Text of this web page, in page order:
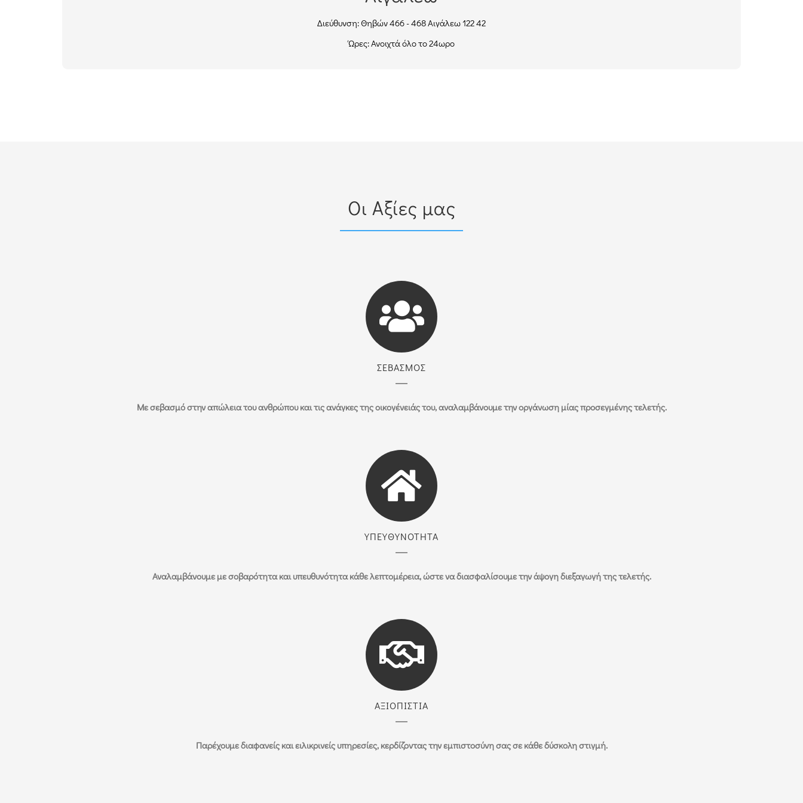
Διεύθυνση: Θηβών 466 - 468 Αιγάλεω 122 42
Ώρες: Ανοιχτά όλο το 24ωρο
697 855 4343
ΟΔΗΓΊΕΣ
Οι Αξίες μας
ΣΕΒΑΣΜΟΣ
Με σεβασμό στην απώλεια του ανθρώπου και τις ανάγκες της οικογένειάς του, αναλαμβάνουμε την οργάνωση μίας προσεγμένης τελετής.
ΥΠΕΥΘΥΝΟΤΗΤΑ
Αναλαμβάνουμε με σοβαρότητα και υπευθυνότητα κάθε λεπτομέρεια, ώστε να διασφαλίσουμε την άψογη διεξαγωγή της τελετής.
ΑΞΙΟΠΙΣΤΙΑ
Παρέχουμε διαφανείς και ειλικρινείς υπηρεσίες, κερδίζοντας την εμπιστοσύνη σας σε κάθε δύσκολη στιγμή.